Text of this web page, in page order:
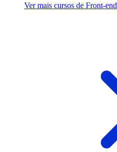
Ver mais cursos de Front-end